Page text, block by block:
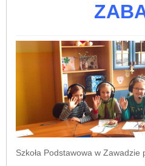
Szkoła Podstawowa w Zawadzie